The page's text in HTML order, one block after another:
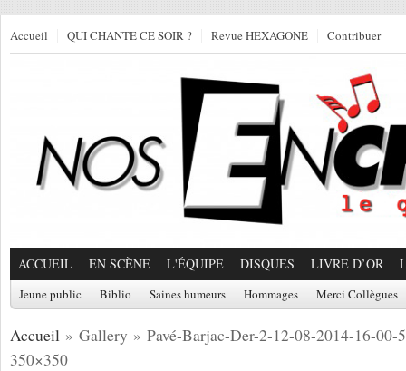
Accueil QUI CHANTE CE SOIR ? Revue HEXAGONE Contribuer
ACCUEIL EN SCÈNE L'ÉQUIPE DISQUES LIVRE D’OR
Jeune public Biblio Saines humeurs Hommages Merci Collègues
Accueil » Gallery » Pavé-Barjac-Der-2-12-08-2014-16-00-
350×350